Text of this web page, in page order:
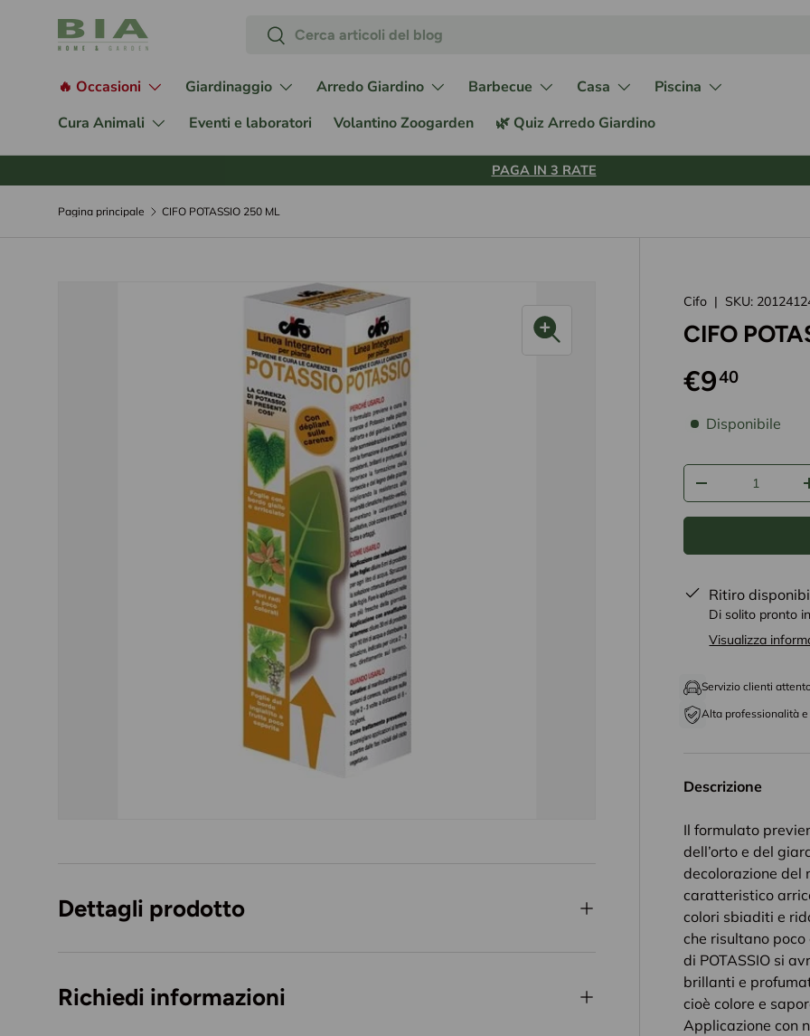
Passa ai contenuti Cerca
Cerca
🔥 Occasioni Giardinaggio Arredo Giardino Barbecue Casa
Piscina
Cura Animali
Eventi e laboratori Volantino Zoogarden 🌿 Quiz Arredo Giardino
PAGA IN 3 RATE
Pagina principale CIFO POTASSIO 250 ML
Cifo | SKU:
CIFO
€940
disponibilità
Disponibile
Q.tà
-
Ritiro
Di solito pronto
Visualizza
Servizio clienti
Alta professionalità
Descrizione
Il formulato
dell’orto e del
decolorazione del
caratteristico
colori sbiaditi e
che risultano
di POTASSIO si
brillanti e
cioè colore e
Applicazione con
Dettagli prodotto
Richiedi informazioni